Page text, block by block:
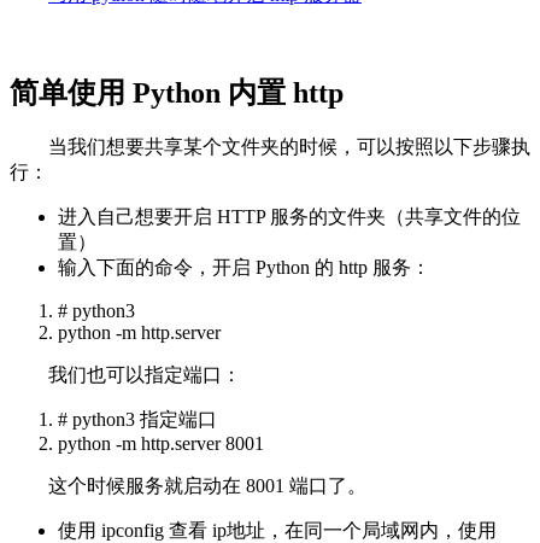
简单使用 Python 内置 http
当我们想要共享某个文件夹的时候，可以按照以下步骤执
行：
进入自己想要开启 HTTP 服务的文件夹（共享文件的位
置）
输入下面的命令，开启 Python 的 http 服务：
# python3
python -m http.server
我们也可以指定端口：
# python3 指定端口
python -m http.server 8001
这个时候服务就启动在 8001 端口了。
使用 ipconfig 查看 ip地址，在同一个局域网内，使用